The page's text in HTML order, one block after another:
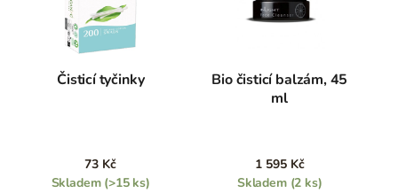
Čisticí tyčinky
73 Kč
Skladem (>15 ks)
Bio čisticí balzám, 45
ml
1 595 Kč
Skladem (2 ks)